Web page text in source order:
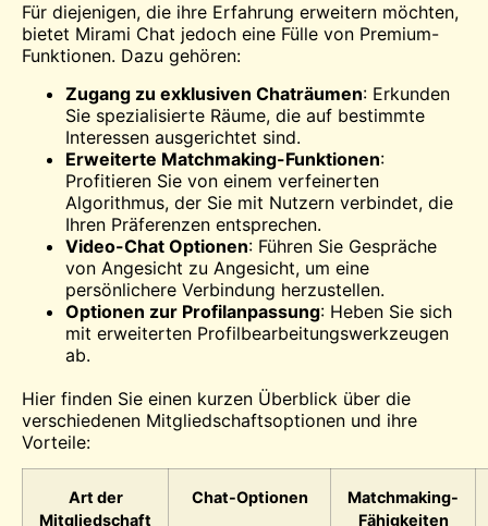
Für diejenigen, die ihre Erfahrung erweitern möchten,
bietet Mirami Chat jedoch eine Fülle von Premium-
Funktionen. Dazu gehören:
Zugang zu exklusiven Chaträumen: Erkunden
Sie spezialisierte Räume, die auf bestimmte
Interessen ausgerichtet sind.
Erweiterte Matchmaking-Funktionen:
Profitieren Sie von einem verfeinerten
Algorithmus, der Sie mit Nutzern verbindet, die
Ihren Präferenzen entsprechen.
Video-Chat Optionen: Führen Sie Gespräche
von Angesicht zu Angesicht, um eine
persönlichere Verbindung herzustellen.
Optionen zur Profilanpassung: Heben Sie sich
mit erweiterten Profilbearbeitungswerkzeugen
ab.
Hier finden Sie einen kurzen Überblick über die
verschiedenen Mitgliedschaftsoptionen und ihre
Vorteile:
Art der
Mitgliedschaft
Chat-Optionen
Matchmaking-
Fähigkeiten